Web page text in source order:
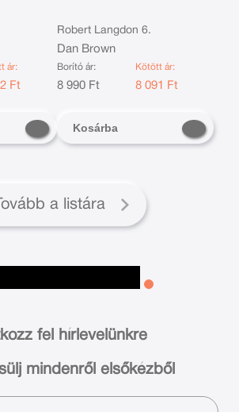
ár:
Ft
Robert Langdon 6.
Dan Brown
Borító ár:
8 990 Ft
Kötött ár:
8 091 Ft
Kosárba
Tovább a listára
fel hírlevelünkre
mindenről elsőkézből